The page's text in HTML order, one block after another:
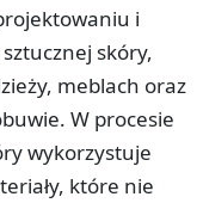
i
skóry,
meblach oraz
W procesie
wykorzystuje
które nie